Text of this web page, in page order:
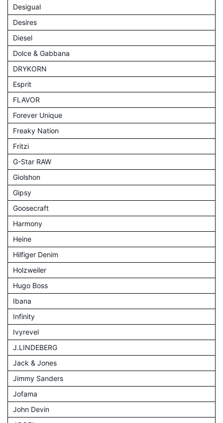
Desigual
Desires
Diesel
Dolce & Gabbana
DRYKORN
Esprit
FLAVOR
Forever Unique
Freaky Nation
Fritzi
G-Star RAW
Giolshon
Gipsy
Goosecraft
Harmony
Heine
Hilfiger Denim
Holzweiler
Hugo Boss
Ibana
Infinity
Ivyrevel
J.LINDEBERG
Jack & Jones
Jimmy Sanders
Jofama
John Devin